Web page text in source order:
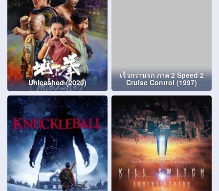
Unleashed (2020)
เร็วกว่านรก ภาค 2 Speed 2
Cruise Control (1997)